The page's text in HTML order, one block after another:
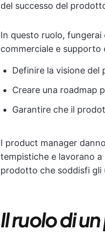
del successo del
In questo ruolo,
commerciale e
Definire la visione del
Creare una roadmap
Garantire che il
I product manager
tempistiche e lavorano
prodotto che soddisfi gli
Il ruolo di